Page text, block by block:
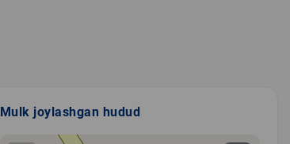
Mulk joylashgan hudud